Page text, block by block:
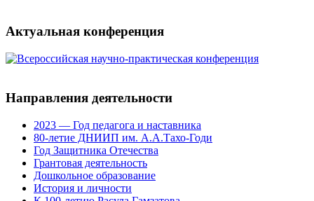
Актуальная конференция
Направления деятельности
2023 — Год педагога и наставника
80-летие ДНИИП им. А.А.Тахо-Годи
Год Защитника Отечества
Грантовая деятельность
Дошкольное образование
История и личности